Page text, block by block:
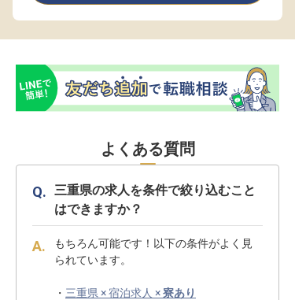
よくある質問
三重県の求人を条件で絞り込むこと
はできますか？
もちろん可能です！以下の条件がよく見
られています。
・ 三重県 × 宿泊求人 ×寮あり